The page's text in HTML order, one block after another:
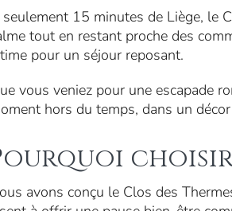
15 minutes de Liège, le
tout en restant proche des
pour un séjour reposant.
vous veniez pour une escapade
hors du temps, dans un
avons conçu le Clos des